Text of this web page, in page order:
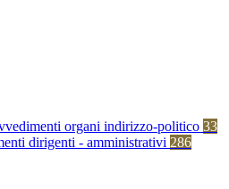
organi indirizzo-politico 33
dirigenti - amministrativi 286